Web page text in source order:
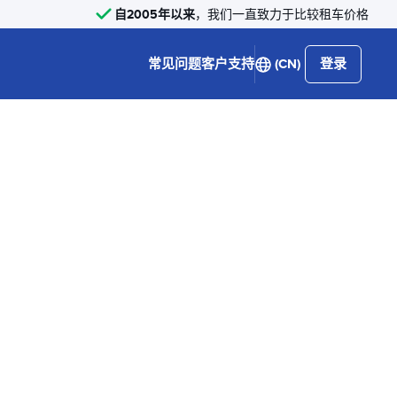
自2005年以来，我们一直致力于比较租车价格
常见问题客户支持 (CN) 登录